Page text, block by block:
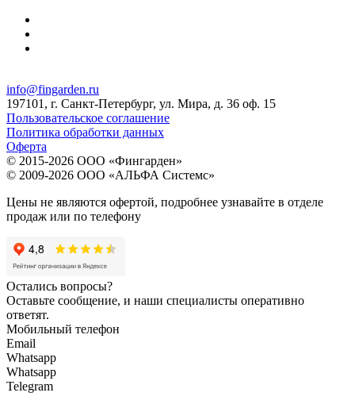
info@fingarden.ru
197101, г. Санкт-Петербург, ул. Мира, д. 36 оф. 15
Пользовательское соглашение
Политика обработки данных
Оферта
© 2015-2026 ООО «Фингарден»
© 2009-2026 ООО «АЛЬФА Системс»
Цены не являются офертой, подробнее узнавайте в отделе
продаж или по телефону
Остались вопросы?
Оставьте сообщение, и наши специалисты оперативно
ответят.
Мобильный телефон
Email
Whatsapp
Whatsapp
Telegram